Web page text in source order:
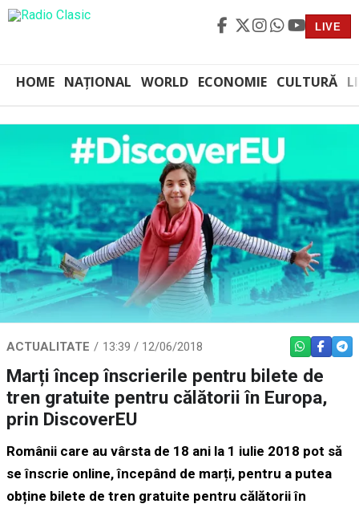
LIVE
HOME NAȚIONAL WORLD ECONOMIE CULTURĂ
ACTUALITATE 13:39 / 12/06/2018 WHATSAPP
Marți încep înscrierile pentru bilete de
tren gratuite pentru călătorii în Europa,
prin DiscoverEU
Românii care au vârsta de 18 ani la 1 iulie 2018 pot să
se înscrie online, începând de marți, pentru a putea
obține bilete de tren gratuite pentru călătorii în